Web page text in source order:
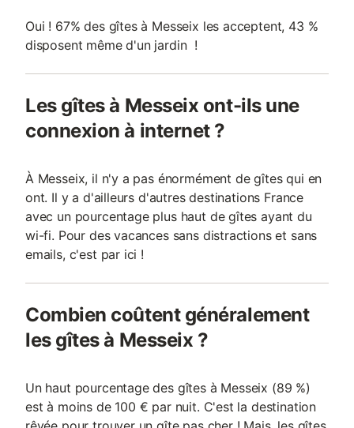
Oui ! 67% des gîtes à Messeix les acceptent, 43 %
disposent même d'un jardin !
Les gîtes à Messeix ont-ils une
connexion à internet ?
À Messeix, il n'y a pas énormément de gîtes qui en
ont. Il y a d'ailleurs d'autres destinations France
avec un pourcentage plus haut de gîtes ayant du
wi-fi. Pour des vacances sans distractions et sans
emails, c'est par ici !
Combien coûtent généralement
les gîtes à Messeix ?
Un haut pourcentage des gîtes à Messeix (89 %)
est à moins de 100 € par nuit. C'est la destination